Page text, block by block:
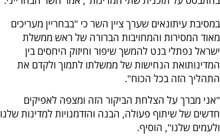
במסיבת עיתונאים שערך ציין השר כי "בבחריין מעריכים
מאוד המסירות והמחויבות הברורה של ראש ממשלת
ישראל נפתלי בנט להמשך שיפור וחיזוק היחסים בין
המדינותואת הנחישות של ממשלתו לתמוך ולקדם את
התהליך הזה בכל הכוח".
"אני מברך על הצלחת הביקור הזה ומצפה לאפיקים
חדשים של שיתוף פעולה, הבנה והזדמנויות למדינות שלנו
ולעמים שלנו", הוסיף.